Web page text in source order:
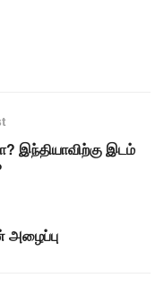
இந்தியாவிற்கு இடம்
அழைப்பு